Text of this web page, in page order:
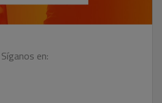
Síganos en: